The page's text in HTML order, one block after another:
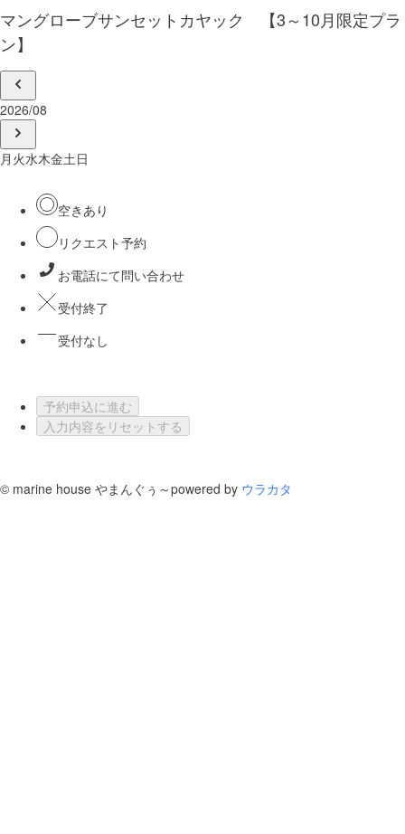
マングローブサンセットカヤック 【3～10月限定プラ
ン】
2026/08
月 火水木金土日
空きあり
リクエスト予約
お電話にて問い合わせ
受付終了
受付なし
予約申込に進む
入力内容をリセットする
© marine house やまんぐぅ～powered by ウラカタ